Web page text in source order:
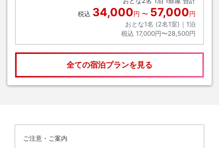
税込 34,000円 〜 57,000円
おとな1名 (2名1室)｜ 1泊
税込 17,000円〜28,500円
全ての宿泊プランを見る
ご注意・ご案内